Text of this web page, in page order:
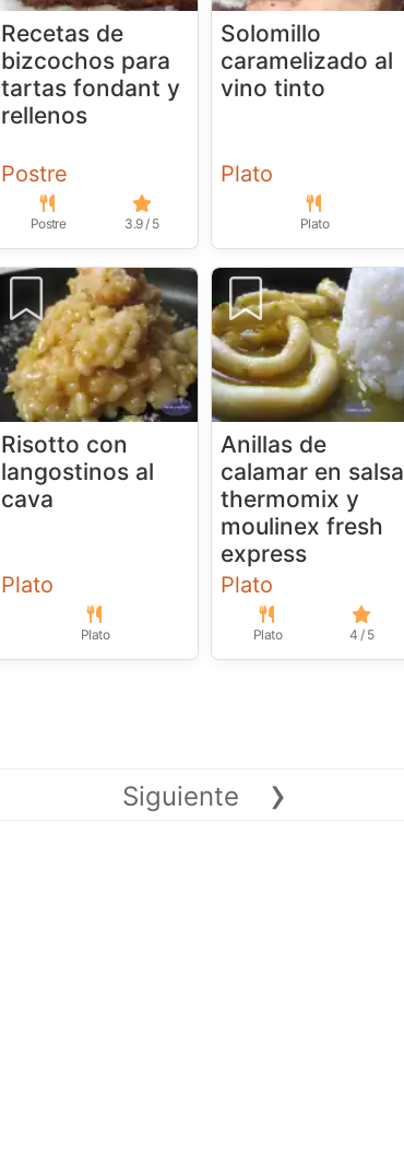
Recetas de
bizcochos para
tartas fondant y
rellenos
Postre
Postre 3.9 / 5
Solomillo
caramelizado al
vino tinto
Plato
Plato
Risotto con
langostinos al
cava
Plato
Plato
Anillas de
calamar en salsa
thermomix y
moulinex fresh
express
Plato
Plato 4 / 5
Siguiente ›